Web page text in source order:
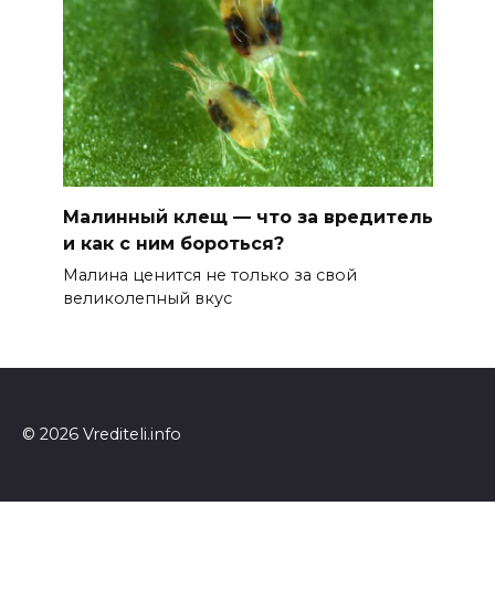
Малинный клещ — что за вредитель
и как с ним бороться?
Малина ценится не только за свой
великолепный вкус
© 2026 Vrediteli.info